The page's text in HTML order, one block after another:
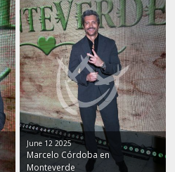
June 12 2025
Marcelo Córdoba en
Monteverde